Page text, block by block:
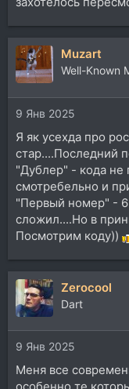
Muzart
Well-Known
9 Янв 2025
Я як усехда про
стар....Последний
"Дублер" - кода не
смотребельно и
"Первый номер" - 6
сложил....Но в
Посмотрим коду))
Zerocool
Dart
9 Янв 2025
Меня все